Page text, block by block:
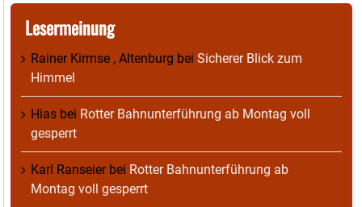
Lesermeinung
Rainer Kirmse , Altenburg bei Sicherer Blick zum
Himmel
Hias bei Rotter Bahnunterführung ab Montag voll
gesperrt
Karl Ranseierbei Rotter Bahnunterführung ab
Montag voll gesperrt